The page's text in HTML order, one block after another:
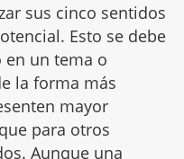
sus cinco sentidos
Esto se debe
en un tema o
la forma más
mayor
para otros
Aunque una